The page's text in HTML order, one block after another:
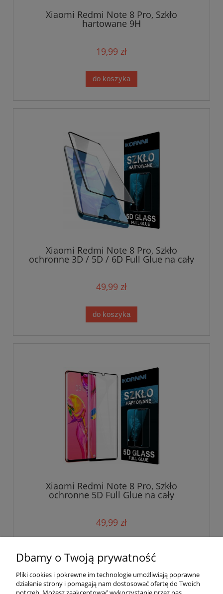
Xiaomi Redmi Note 8 Pro, Szkło
hartowane 9H
19,99 zł
do koszyka
Xiaomi Redmi Note 8 Pro, Szkło
ochronne 3D / 5D / 6D Full Glue na cały
49,99 zł
do koszyka
Xiaomi Redmi Note 8 Pro, Szkło
ochronne 5D Full Glue na cały
49,99 zł
Dbamy o Twoją prywatność
Pliki cookies i pokrewne im technologie umożliwiają poprawne
działanie strony i pomagają nam dostosować ofertę do Twoich